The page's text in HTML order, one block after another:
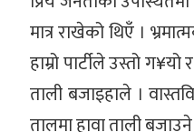
मात्र राखेको थिएँ ।
हाम्रो पार्टीले उस्तो
ताली बजाइहाले ।